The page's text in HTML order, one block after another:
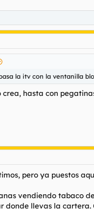
la itv con la ventanilla
crea, hasta con
pero ya puestos
vendiendo tabaco
donde llevas la